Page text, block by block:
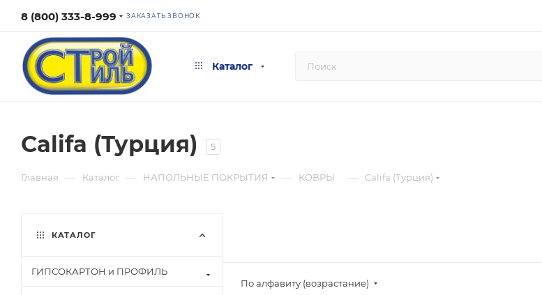
8 (800) 333-8-999 ЗАКАЗАТЬ ЗВОНОК
Каталог
Califa (Турция) 5
Главная — Каталог — НАПОЛЬНЫЕ ПОКРЫТИЯ — КОВРЫ — Califa (Турция)
По алфавиту (возрастание)
КАТАЛОГ
ГИПСОКАРТОН и ПРОФИЛЬ